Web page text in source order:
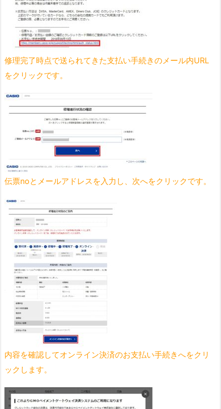
修理完了時点で送られてきた支払い手続きのメール内URL
をクリックです。
伝票noとメールアドレスを入力し、次へをクリックです。
内容を確認してオンライン決済のお支払い手続きへをクリ
ックします。